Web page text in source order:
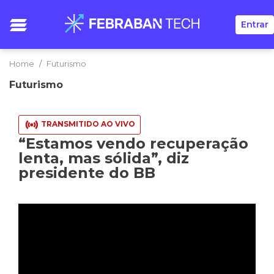
Entrar
Home Futurismo
Futurismo
TRANSMITIDO AO VIVO
“Estamos vendo recuperação
lenta, mas sólida”, diz
presidente do BB